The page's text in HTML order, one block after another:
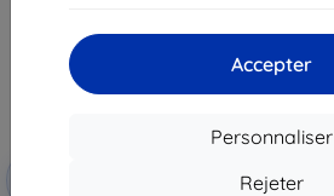
Accepter
Personnaliser
Rejeter
EXTRA10 -10%